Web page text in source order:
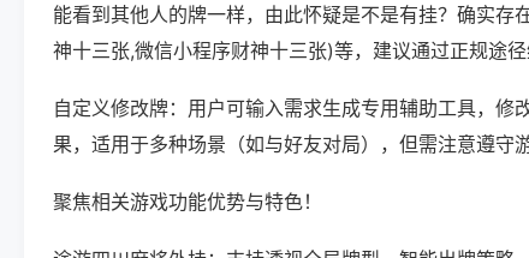
能看到其他人的牌一样，由此怀疑是不是有挂？确实存
神十三张,微信小程序财神十三张)等，建议通过正规途径
自定义修改牌：用户可输入需求生成专用辅助工具，修
果，适用于多种场景（如与好友对局），但需注意遵守
聚焦相关游戏功能优势与特色！